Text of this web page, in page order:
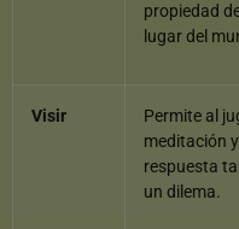
propiedad
lugar del
Visir
Permite al
meditación
respuesta
un dilema.